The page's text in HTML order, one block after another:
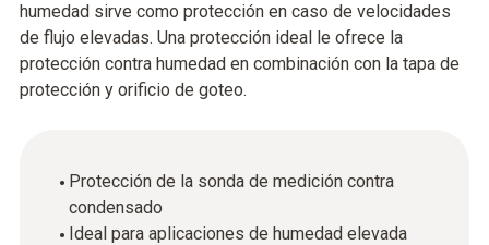
humedad sirve como protección en caso de velocidades
de flujo elevadas. Una protección ideal le ofrece la
protección contra humedad en combinación con la tapa de
protección y orificio de goteo.
Protección de la sonda de medición contra
condensado
Ideal para aplicaciones de humedad elevada